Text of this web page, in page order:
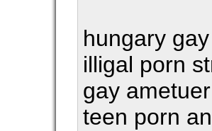
hungary
illigal porn
gay
teen porn